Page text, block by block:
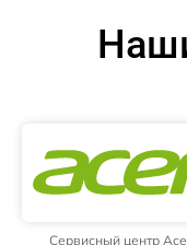
Сервисный центр